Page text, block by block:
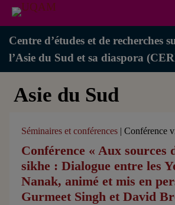
Centre d’études et de recherches
l’Asie du Sud et sa diaspora
Asie du Sud
Séminaires et conférences | Conférence
Conférence « Aux sources
sikhe : Dialogue entre les
Nanak, animé et mis en
Gurmeet Singh et David